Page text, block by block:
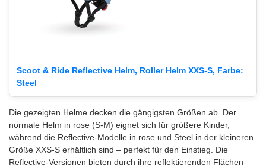
Scoot & Ride Reflective Helm, Roller Helm XXS-S, Farbe:
Steel
Die gezeigten Helme decken die gängigsten Größen ab. Der
normale Helm in rose (S-M) eignet sich für größere Kinder,
während die Reflective-Modelle in rose und Steel in der kleineren
Größe XXS-S erhältlich sind – perfekt für den Einstieg. Die
Reflective-Versionen bieten durch ihre reflektierenden Flächen